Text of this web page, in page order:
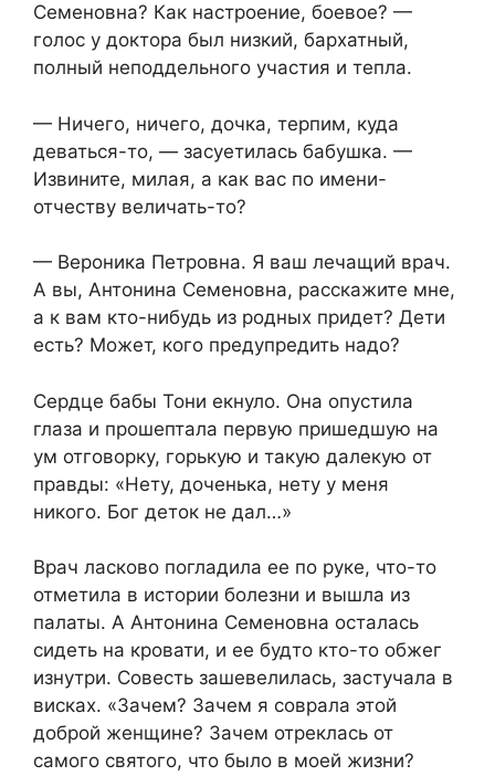
Семеновна? Как настроение, боевое? —
голос у доктора был низкий, бархатный,
полный неподдельного участия и тепла.
— Ничего, ничего, дочка, терпим, куда
деваться-то, — засуетилась бабушка. —
Извините, милая, а как вас по имени-
отчеству величать-то?
— Вероника Петровна. Я ваш лечащий врач.
А вы, Антонина Семеновна, расскажите мне,
а к вам кто-нибудь из родных придет? Дети
есть? Может, кого предупредить надо?
Сердце бабы Тони екнуло. Она опустила
глаза и прошептала первую пришедшую на
ум отговорку, горькую и такую далекую от
правды: «Нету, доченька, нету у меня
никого. Бог деток не дал…»
Врач ласково погладила ее по руке, что-то
отметила в истории болезни и вышла из
палаты. А Антонина Семеновна осталась
сидеть на кровати, и ее будто кто-то обжег
изнутри. Совесть зашевелилась, застучала в
висках. «Зачем? Зачем я соврала этой
доброй женщине? Зачем отреклась от
самого святого, что было в моей жизни?